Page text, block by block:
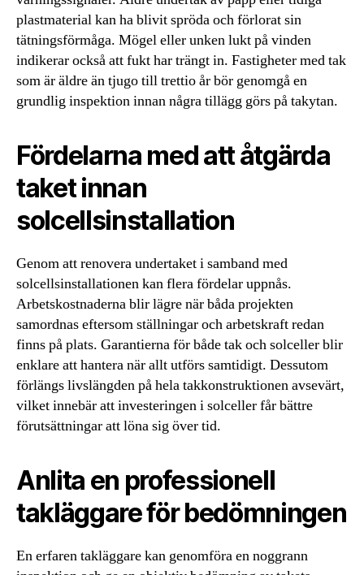
plastmaterial kan ha blivit spröda och förlorat sin
tätningsförmåga. Mögel eller unken lukt på vinden
indikerar också att fukt har trängt in. Fastigheter med tak
som är äldre än tjugo till trettio år bör genomgå en
grundlig inspektion innan några tillägg görs på takytan.
Fördelarna med att åtgärda
taket innan
solcellsinstallation
Genom att renovera undertaket i samband med
solcellsinstallationen kan flera fördelar uppnås.
Arbetskostnaderna blir lägre när båda projekten
samordnas eftersom ställningar och arbetskraft redan
finns på plats. Garantierna för både tak och solceller blir
enklare att hantera när allt utförs samtidigt. Dessutom
förlängs livslängden på hela takkonstruktionen avsevärt,
vilket innebär att investeringen i solceller får bättre
förutsättningar att löna sig över tid.
Anlita en professionell
takläggare för bedömningen
En erfaren takläggare kan genomföra en noggrann